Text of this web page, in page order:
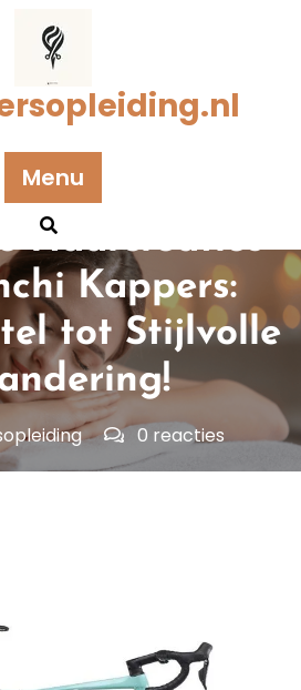
Menu
op 15 juni 2026
Haarcreaties
Kappers:
tot Stijlvolle
0 reacties
>>Uncategorized>>